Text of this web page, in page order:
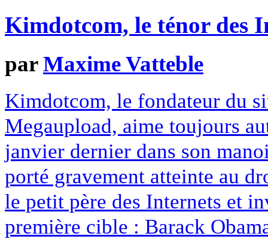
Kimdotcom, le ténor des
parMaxime Vatteble
Kimdotcom, le fondateur du
Megaupload, aime toujours
janvier dernier dans son
porté gravement atteinte au
le petit père des Internets et
première cible : Barack